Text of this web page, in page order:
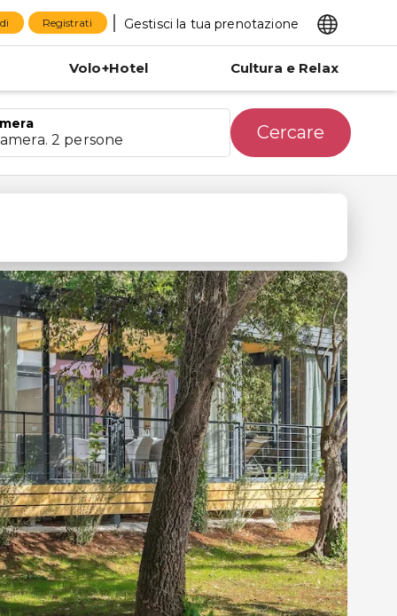
Registrati Gestisci la tua prenotazione
Volo+Hotel Cultura e Relax
2 persone Cercare